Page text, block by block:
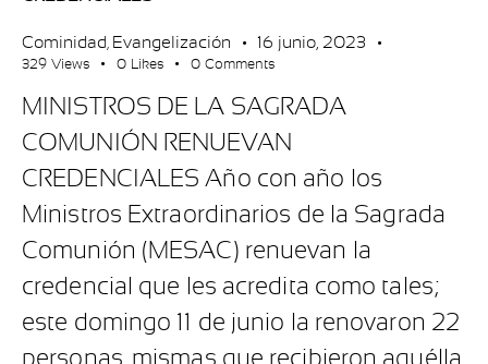
Cominidad Evangelización 16 junio, 2023
329 Views 0 Likes 0 Comments
MINISTROS DE LA SAGRADA
COMUNIÓN RENUEVAN
CREDENCIALES Año con año los
Ministros Extraordinarios de la Sagrada
Comunión (MESAC) renuevan la
credencial que les acredita como tales;
este domingo 11 de junio la renovaron 22
personas, mismas que recibieron aquélla